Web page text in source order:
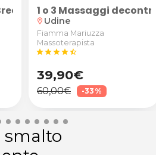
Superior, tartine e
1 o 3 Massaggi
location_on Udine
Fiamma Mariuzza
Massoterapista
starstarstarstarstar_half
39,90€
60,00€ -33%
smalto